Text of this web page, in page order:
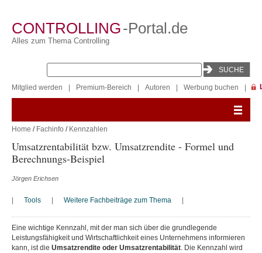
CONTROLLING-Portal.de
Alles zum Thema Controlling
Mitglied werden Premium-Bereich Autoren Werbung buchen
Home / Fachinfo / Kennzahlen
Umsatzrentabilität bzw. Umsatzrendite - Formel und
Berechnungs-Beispiel
Jörgen Erichsen
Tools Weitere Fachbeiträge zum Thema
Eine wichtige Kennzahl, mit der man sich über die grundlegende
Leistungsfähigkeit und Wirtschaftlichkeit eines Unternehmens informieren
kann, ist die Umsatzrendite oder Umsatzrentabilität. Die Kennzahl wird